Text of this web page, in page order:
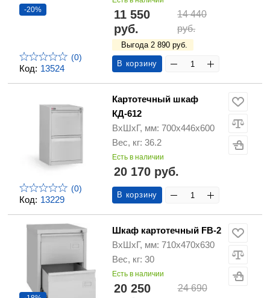
Код: 13524
-20%
(0)
11 550
руб.
14 440
руб.
Выгода 2 890 руб.
В корзину
Код: 13229
(0)
Картотечный шкаф
КД-612
ВхШхГ, мм: 700х446х600
Вес, кг: 36.2
Есть в наличии
20 170 руб.
В корзину
Шкаф картотечный FB-2
ВхШхГ, мм: 710х470х630
Вес, кг: 30
Есть в наличии
20 250
24 690